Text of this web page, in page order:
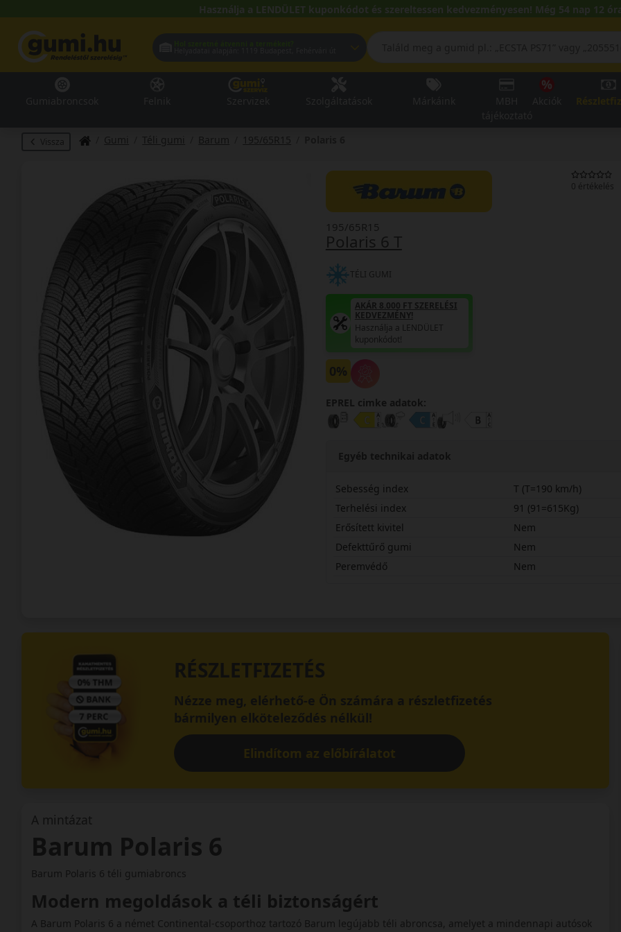
Használja a LENDÜLET kuponkódot és szereltessen kedvezményesen! Még 54 nap 12
Vissza Gumi Téli gumi Barum 195/65R15
0 értékelés
Polaris 6 T
195/65R15
TÉLI GUMI
AKÁR 8.000 FT SZERELÉSI
KEDVEZMÉNY!
Használja a LENDÜLET
kuponkódot!
0%
EPREL cimke adatok:
Egyéb technikai adatok
Sebesség index
T (T=190 km/h)
Terhelési index
91 (91=615Kg)
Erősített kivitel
Nem
Defekttűrő gumi
Nem
Peremvédő
Nem
RÉSZLETFIZETÉS
Nézze meg, elérhető-e Ön számára a részletfizetés
bármilyen elköteleződés nélkül!
Elindítom az előbírálatot
A mintázat
Barum Polaris 6
Barum Polaris 6 téli gumiabroncs
Modern megoldások a téli biztonságért
A Barum Polaris 6 a német Continental-csoporthoz tartozó Barum legújabb téli abroncsa, amelyet a mindennapi autósok